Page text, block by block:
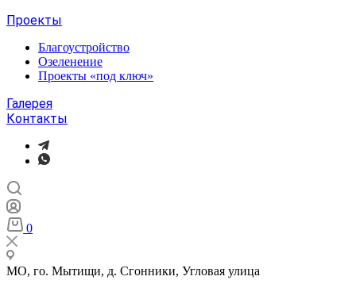
Проекты
Благоустройство
Озеленение
Проекты «под ключ»
Галерея
Контакты
0
МО, го. Мытищи, д. Сгонники, Угловая улица